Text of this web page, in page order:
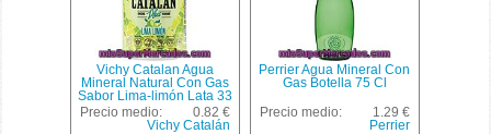
Vichy Catalan Agua
Mineral Natural Con Gas
Sabor Lima-limón Lata 33
Cl
Precio medio:
0.82 €
Vichy Catalán
Perrier Agua Mineral Con
Gas Botella 75 Cl
Precio medio:
1.29 €
Perrier